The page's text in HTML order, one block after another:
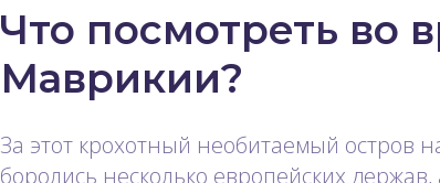
Что посмотреть во
Маврикии?
За этот крохотный необитаемый остров
боролись несколько европейских